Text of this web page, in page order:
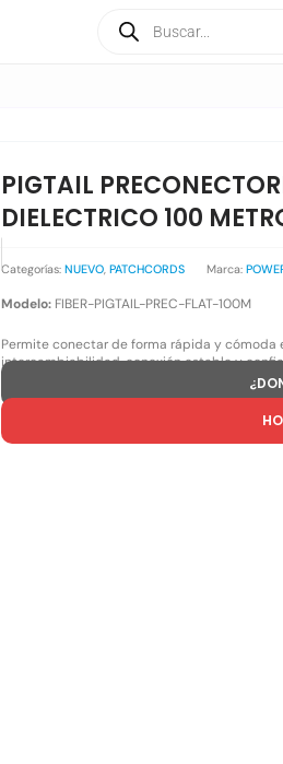
PIGTAIL
DIELECTRICO 100
Categorías: NUEVO, PATCHCORDS Marca:
Modelo: FIBER-PIGTAIL-PREC-FLAT-100M
Permite conectar de forma rápida y
intercambiabilidad, conexión estable y